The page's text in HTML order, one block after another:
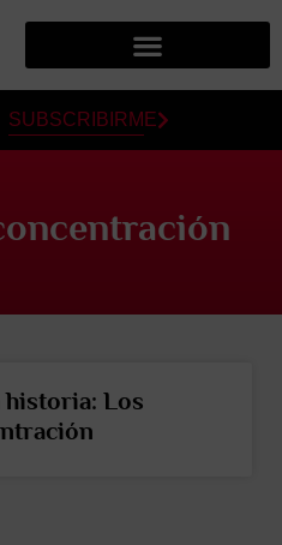
SUBSCRIBIRME
historia: Los